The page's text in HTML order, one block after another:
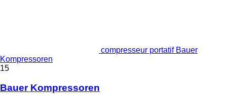
compresseur portatif Bauer
Kompressoren
15
Bauer Kompressoren